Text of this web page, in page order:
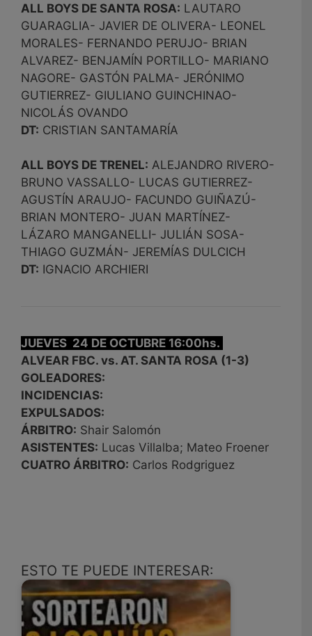
ALL BOYS DE SANTA ROSA: LAUTARO
GUARAGLIA- JAVIER DE OLIVERA- LEONEL
MORALES- FERNANDO PERUJO- BRIAN
ALVAREZ- BENJAMÍN PORTILLO- MARIANO
NAGORE- GASTÓN PALMA- JERÓNIMO
GUTIERREZ- GIULIANO GUINCHINAO-
NICOLÁS OVANDO
DT: CRISTIAN SANTAMARÍA
ALL BOYS DE TRENEL: ALEJANDRO RIVERO-
BRUNO VASSALLO- LUCAS GUTIERREZ-
AGUSTÍN ARAUJO- FACUNDO GUIÑAZÚ-
BRIAN MONTERO- JUAN MARTÍNEZ-
LÁZARO MANGANELLI- JULIÁN SOSA-
THIAGO GUZMÁN- JEREMÍAS DULCICH
DT: IGNACIO ARCHIERI
JUEVES 24 DE OCTUBRE 16:00hs.
ALVEAR FBC. vs. AT. SANTA ROSA (1-3)
GOLEADORES:
INCIDENCIAS:
EXPULSADOS:
ÁRBITRO: Shair Salomón
ASISTENTES: Lucas Villalba; Mateo Froener
CUATRO ÁRBITRO: Carlos Rodgriguez
ESTO TE PUEDE INTERESAR: